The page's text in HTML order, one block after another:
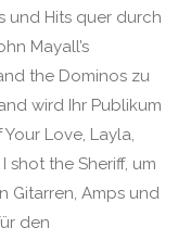
und Hits quer durch
Mayall’s
the Dominos zu
wird Ihr Publikum
Love, Layla,
the Sheriff, um
Gitarren, Amps und
den